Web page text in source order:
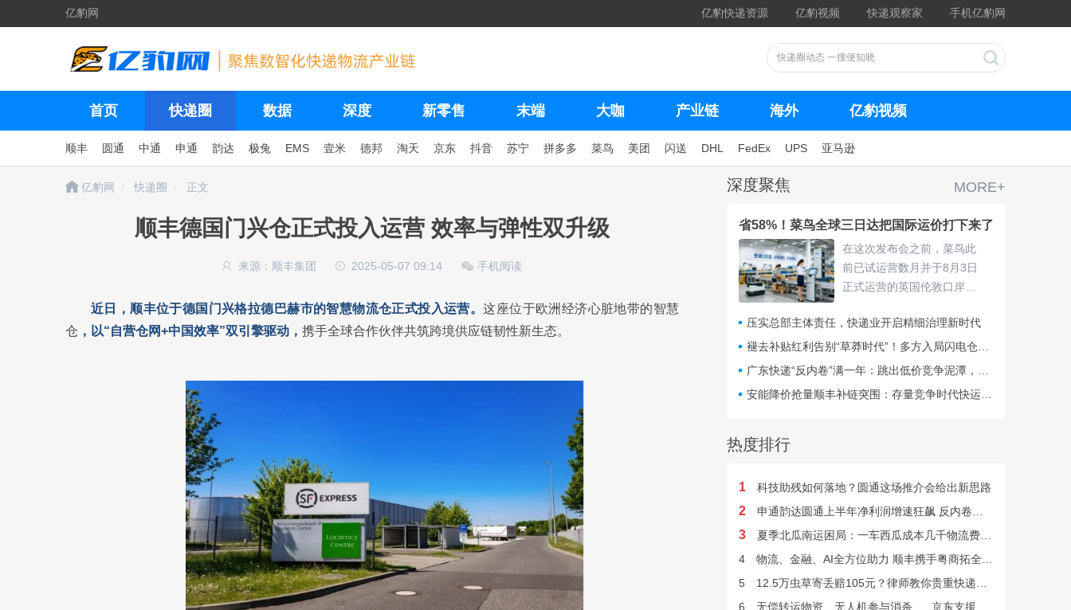
亿豹网 亿豹快递资源 亿豹视频 快递观察家 手机亿豹网
首页 快递圈 数据 深度 新零售 末端 大咖 产业链 海外 亿豹视频
顺丰 圆通 中通 申通 韵达 极兔 EMS 壹米 德邦 淘天 京东 抖音 苏宁 拼多多 菜鸟 美团 闪送 DHL FedEx UPS 亚马逊
亿豹网 快递圈 正文
顺丰德国门兴仓正式投入运营 效率与弹性双升级
来源：顺丰集团 2025-05-07 09:14 手机阅读
近日，顺丰位于德国门兴格拉德巴赫市的智慧物流仓正式投入运营。这座位于欧洲经济心脏地带的智慧
仓 ，以“自营仓网+中国效率”双引擎驱动， 携手全球合作伙伴共筑跨境供应链韧性新生态。
MORE+
深度聚焦
省58%！菜鸟全球三日达把国际运价打下来了
在这次发布会之前，菜鸟此
前已试运营数月并于8月3日
正式运营的英国伦敦口岸
清关、查验、末端派送收拢
进同一套体系，包裹落地后
最快24小时完成末端派送。
压实总部主体责任，快递业开启精细治理新时代
热度排行
1 科技助残如何落地？圆通这场推介会给出新思路
2 申通韵达圆通上半年净利润增速狂飙 反内卷效果显现
3
夏季北瓜南运困局：一车西瓜成本几千物流费上万谁来解？
4
物流、金融、AI全方位助力 顺丰携手粤商拓全球市场
5
12.5万虫草寄丢赔105元？律师教你贵重快递丢失如何维权
6
无偿转运物资、无人机参与消杀......京东支援广西灾后重建